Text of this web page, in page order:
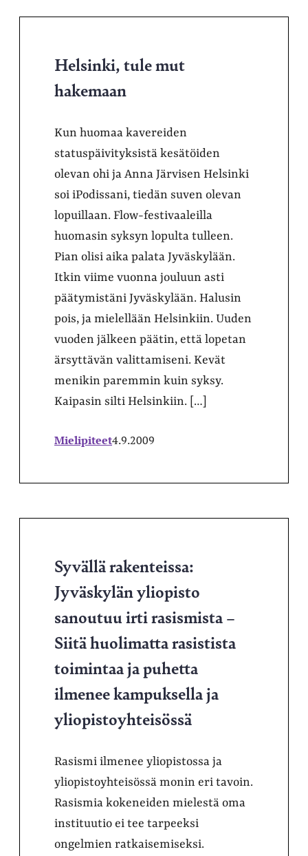
Helsinki, tule mut
hakemaan
Kun huomaa kavereiden
statuspäivityksistä kesätöiden
olevan ohi ja Anna Järvisen Helsinki
soi iPodissani, tiedän suven olevan
lopuillaan. Flow-festivaaleilla
huomasin syksyn lopulta tulleen.
Pian olisi aika palata Jyväskylään.
Itkin viime vuonna jouluun asti
päätymistäni Jyväskylään. Halusin
pois, ja mielellään Helsinkiin. Uuden
vuoden jälkeen päätin, että lopetan
ärsyttävän valittamiseni. Kevät
menikin paremmin kuin syksy.
Kaipasin silti Helsinkiin. […]
Mielipiteet4.9.2009
Syvällä rakenteissa:
Jyväskylän yliopisto
sanoutuu irti rasismista –
Siitä huolimatta rasistista
toimintaa ja puhetta
ilmenee kampuksella ja
yliopistoyhteisössä
Rasismi ilmenee yliopistossa ja
yliopistoyhteisössä monin eri tavoin.
Rasismia kokeneiden mielestä oma
instituutio ei tee tarpeeksi
ongelmien ratkaisemiseksi.